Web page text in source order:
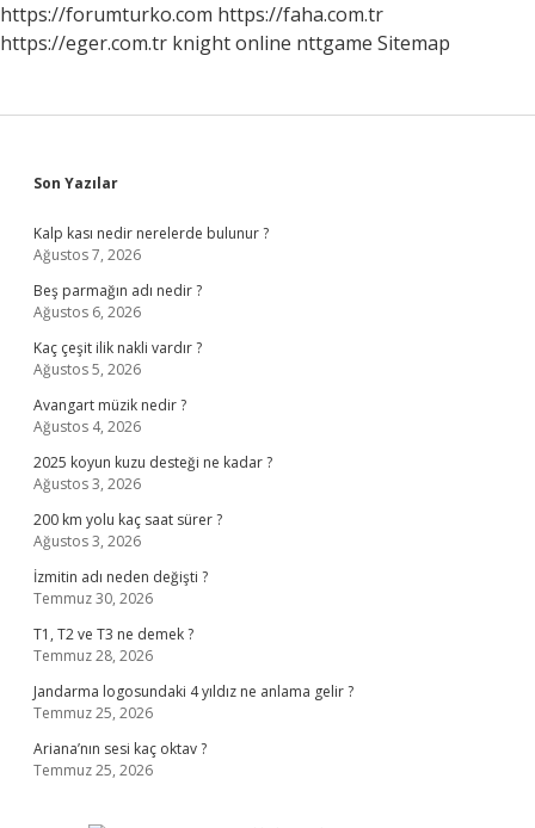
https://forumturko.com https://faha.com.tr
https://eger.com.tr knight online nttgame Sitemap
Sidebar
Son Yazılar
Kalp kası nedir nerelerde bulunur ?
Ağustos 7, 2026
Beş parmağın adı nedir ?
Ağustos 6, 2026
Kaç çeşit ilik nakli vardır ?
Ağustos 5, 2026
Avangart müzik nedir ?
Ağustos 4, 2026
2025 koyun kuzu desteği ne kadar ?
Ağustos 3, 2026
200 km yolu kaç saat sürer ?
Ağustos 3, 2026
İzmitin adı neden değişti ?
Temmuz 30, 2026
T1, T2 ve T3 ne demek ?
Temmuz 28, 2026
Jandarma logosundaki 4 yıldız ne anlama gelir ?
Temmuz 25, 2026
Ariana’nın sesi kaç oktav ?
Temmuz 25, 2026